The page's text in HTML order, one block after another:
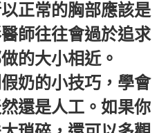
正常的胸部應該是
師往往會過於追求
的大小相近。
奶的小技巧，學會
還是人工。如果你